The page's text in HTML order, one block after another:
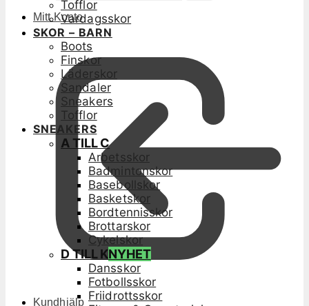
Mitt Konto
Kundhjälp
Tofflor
Vardagsskor
SKOR – BARN
Boots
Finskor
Läderskor
Sandaler
Sneakers
Tofflor
SNEAKERS
A TILL C
Arbetsskor
Badmintonskor
Basebollskor
Basketskor
Bordtennisskor
Brottarskor
Cykelskor
D TILL KNYHET
Dansskor
Fotbollsskor
Friidrottsskor